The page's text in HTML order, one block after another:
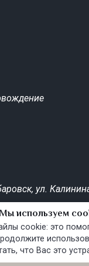
ул.
Мы используем
cookie: это
что Вас это